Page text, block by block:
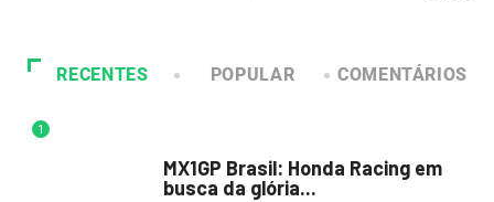
RECENTES POPULAR COMENTÁRIOS
1
MX1GP Brasil: Honda Racing em
busca da glória...